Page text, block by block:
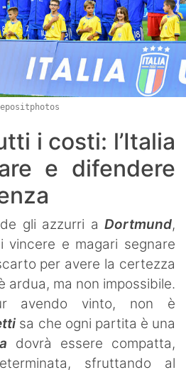
i costi: l’Italia
e difendere
gli azzurri a Dortmund,
vincere e magari segnare
per avere la certezza
ardua, ma non impossibile.
avendo vinto, non è
sa che ogni partita è una
dovrà essere compatta,
sfruttando al